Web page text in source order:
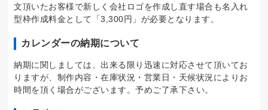
文頂いたお客様で新しく会社ロゴを作成し直す場合も名入れ
型枠作成料金として「3,300円」が必要となります。
カレンダーの納期について
納期に関しましては、出来る限り迅速に対応させて頂いてお
りますが、制作内容・在庫状況・営業日・天候状況によりお
時間を頂く場合がございます。予めご了承下さい。